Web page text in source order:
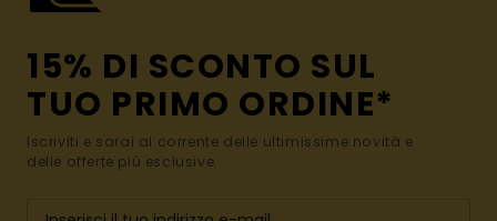
15% DI SCONTO SUL
TUO PRIMO ORDINE*
Iscriviti e sarai al corrente delle ultimissime novità e
delle offerte più esclusive.